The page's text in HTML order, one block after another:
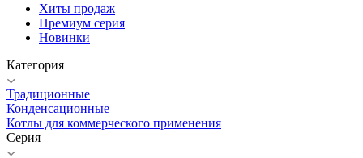
Хиты продаж
Премиум серия
Новинки
Категория
Традиционные
Конденсационные
Котлы для коммерческого применения
Серия